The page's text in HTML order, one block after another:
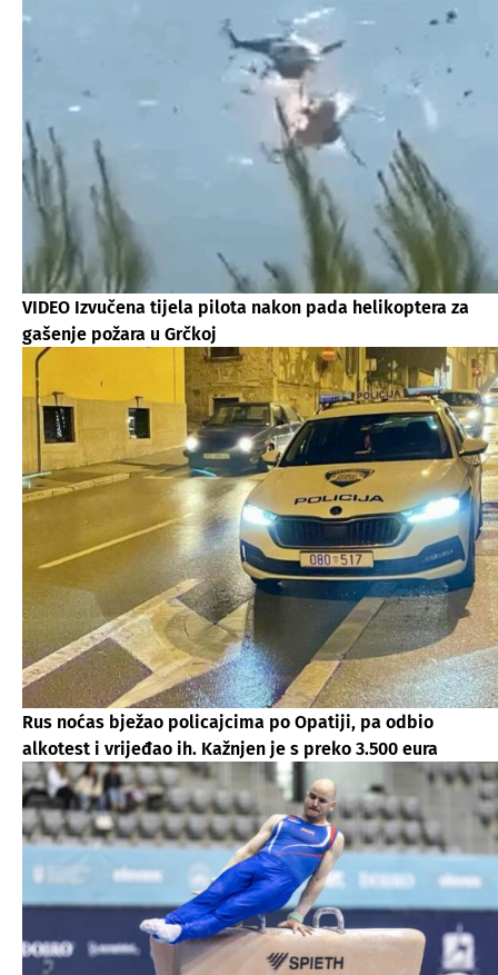
VIDEO Izvučena tijela pilota nakon pada helikoptera za
gašenje požara u Grčkoj
Rus noćas bježao policajcima po Opatiji, pa odbio
alkotest i vrijeđao ih. Kažnjen je s preko 3.500 eura